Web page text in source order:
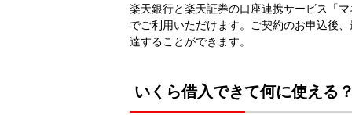
楽天銀行と楽天証券の口座連携サービス「
でご利用いただけます。ご契約のお申込後
達することができます。
いくら借入できて何に使える